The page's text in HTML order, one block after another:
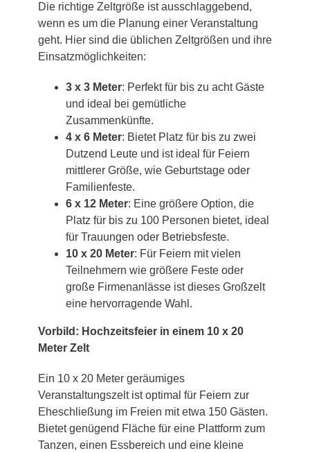
Die richtige Zeltgröße ist ausschlaggebend,
wenn es um die Planung einer Veranstaltung
geht. Hier sind die üblichen Zeltgrößen und ihre
Einsatzmöglichkeiten:
3 x 3 Meter: Perfekt für bis zu acht Gäste
und ideal bei gemütliche
Zusammenkünfte.
4 x 6 Meter: Bietet Platz für bis zu zwei
Dutzend Leute und ist ideal für Feiern
mittlerer Größe, wie Geburtstage oder
Familienfeste.
6 x 12 Meter: Eine größere Option, die
Platz für bis zu 100 Personen bietet, ideal
für Trauungen oder Betriebsfeste.
10 x 20 Meter: Für Feiern mit vielen
Teilnehmern wie größere Feste oder
große Firmenanlässe ist dieses Großzelt
eine hervorragende Wahl.
Vorbild: Hochzeitsfeier in einem 10 x 20
Meter Zelt
Ein 10 x 20 Meter geräumiges
Veranstaltungszelt ist optimal für Feiern zur
Eheschließung im Freien mit etwa 150 Gästen.
Bietet genügend Fläche für eine Plattform zum
Tanzen, einen Essbereich und eine kleine